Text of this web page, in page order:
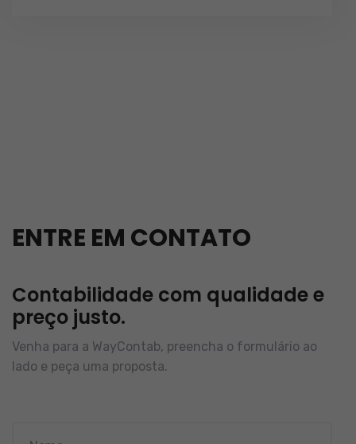
ENTRE EM CONTATO
Contabilidade com qualidade e
preço justo.
Venha para a WayContab, preencha o formulário ao
lado e peça uma proposta.